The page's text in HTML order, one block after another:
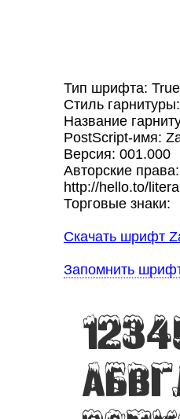
Тип шрифта:
Стиль
Название
PostScript-имя:
Версия: 001.000
Авторские
http://hello.to/litera
Торговые знаки:
Скачать шрифт
Запомнить